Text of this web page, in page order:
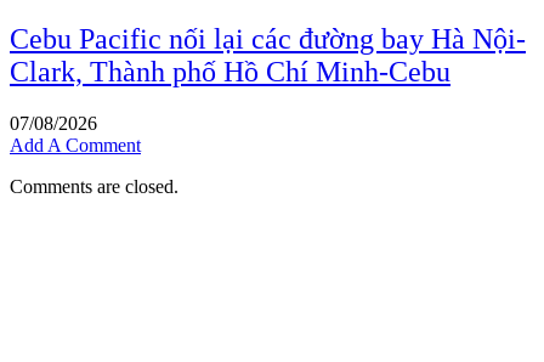
Cebu Pacific nối lại các đường bay Hà Nội-
Clark, Thành phố Hồ Chí Minh-Cebu
07/08/2026
Add A Comment
Comments are closed.